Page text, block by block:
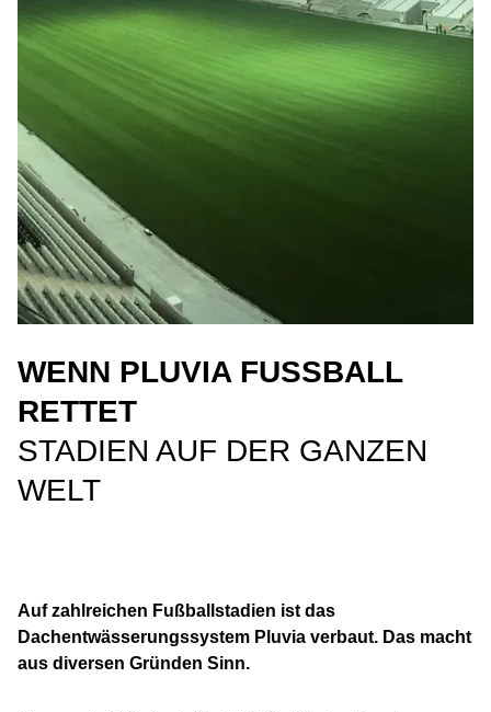
WENN PLUVIA FUSSBALL R
ETTET
STADIEN AUF DER GANZEN
WELT
Auf zahlreichen Fußballstadien ist das
Dachentwässerungssystem Pluvia verbaut. Das macht
aus diversen Gründen Sinn.